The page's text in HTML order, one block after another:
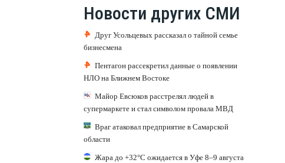
Новости других СМИ
Друг Усольцевых рассказал о тайной семье
бизнесмена
Пентагон рассекретил данные о появлении
НЛО на Ближнем Востоке
Майор Евсюков расстрелял людей в
супермаркете и стал символом провала МВД
Враг атаковал предприятие в Самарской
области
Жара до +32°C ожидается в Уфе 8–9 августа